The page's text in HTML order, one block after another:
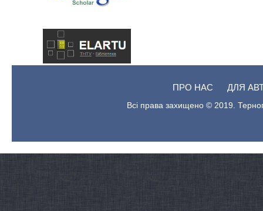
ПРО НАС ДЛЯ
Всі права захищено © 2019.